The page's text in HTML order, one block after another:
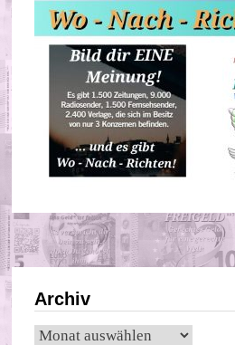
Archiv
Archiv